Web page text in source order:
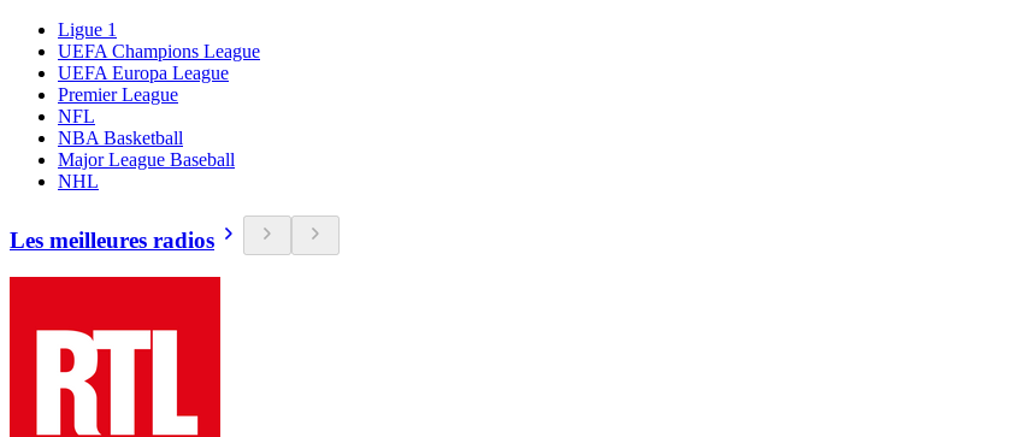
Ligue 1
UEFA Champions League
UEFA Europa League
Premier League
NFL
NBA Basketball
Major League Baseball
NHL
Les meilleures radios